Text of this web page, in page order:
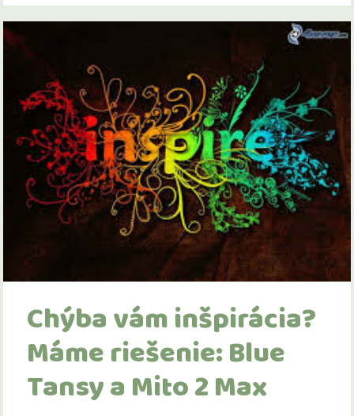
Chýba vám inšpirácia?
Máme riešenie: Blue
Tansy a Mito 2 Max